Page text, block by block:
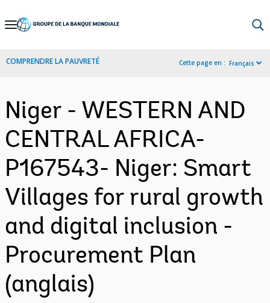
Skip
Navigation
COMPRENDRE LA PAUVRETÉ Cette page en : Français
Niger - WESTERN AND
CENTRAL AFRICA-
P167543- Niger: Smart
Villages for rural growth
and digital inclusion -
Procurement Plan
(anglais)